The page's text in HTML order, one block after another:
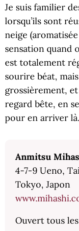
Je suis familier
lorsqu’ils sont
neige
sensation quand
est totalement
sourire béat,
grossièrement,
regard bête, en
pour en arriver là.
Anmitsu
4-7-9 Ueno,
Tokyo, Japon
Ouvert tous